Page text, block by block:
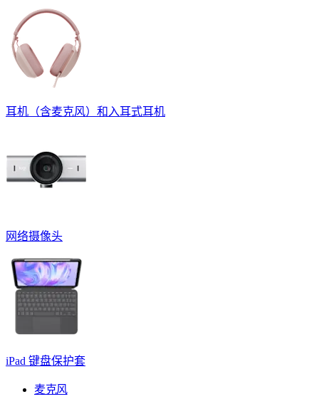
耳机（含麦克风）和入耳式耳机
网络摄像头
iPad 键盘保护套
麦克风